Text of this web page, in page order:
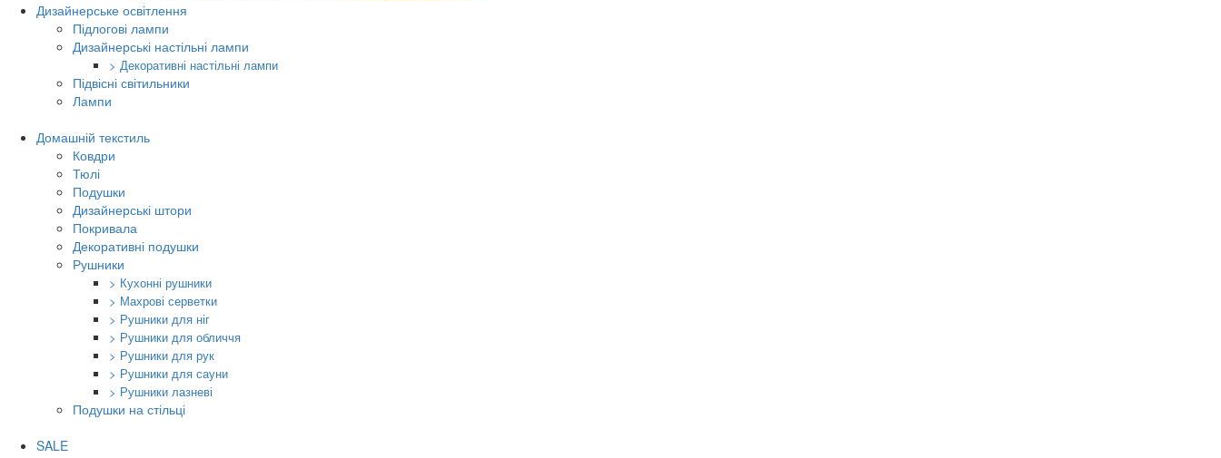
Дизайнерське освітлення
Підлогові лампи
Дизайнерські настільні лампи
> Декоративні настільні лампи
Підвісні світильники
Лампи
Домашній текстиль
Ковдри
Тюлі
Подушки
Дизайнерські штори
Покривала
Декоративні подушки
Рушники
> Кухонні рушники
> Махрові серветки
> Рушники для ніг
> Рушники для обличчя
> Рушники для рук
> Рушники для сауни
> Рушники лазневі
Подушки на стільці
SALE